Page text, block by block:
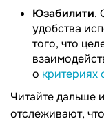
Юзабилити.
удобства
того, что
о критериях
Читайте дальше
отслеживают,